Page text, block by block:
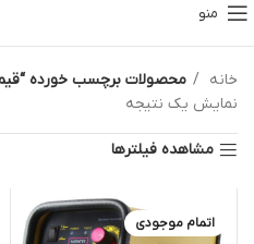
منو
خانه
محصولات برچسب خورده
نمایش یک نتیجه
مشاهده فیلترها
اتمام موجودی